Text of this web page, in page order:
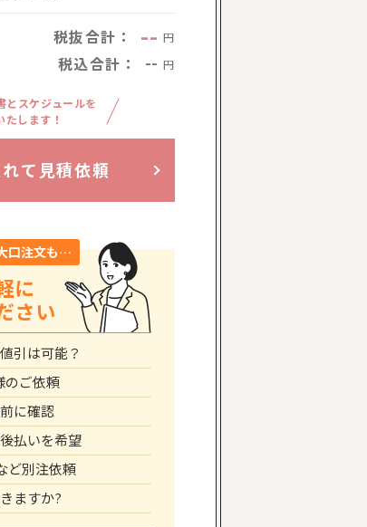
税抜合計： -- 円
税込合計： -- 円
とスケジュールを
たします！
て見積依頼
口注文も…
に
さい
引は可能？
のご依頼
に確認
払いを希望
ど別注依頼
ますか?